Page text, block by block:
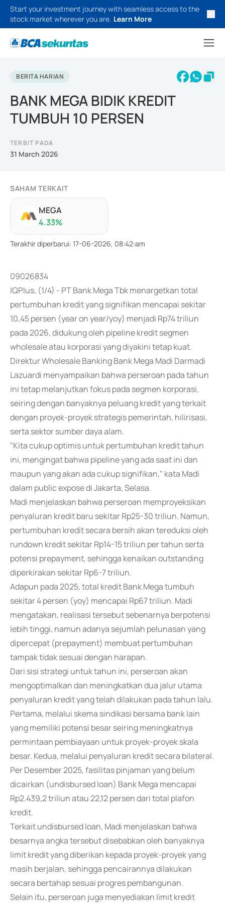
Start your investment journey with seamless access to the
stock market wherever you are. Learn More
BERITA HARIAN
BANK MEGA BIDIK KREDIT
TUMBUH 10 PERSEN
TERBIT PADA
31 March 2026
SAHAM TERKAIT
MEGA
4.33%
Terakhir diperbarui: 17-06-2026, 08:42:am
09026834
IQPlus, (1/4) - PT Bank Mega Tbk menargetkan total
pertumbuhan kredit yang signifikan mencapai sekitar
10,45 persen (year on year/yoy) menjadi Rp74 triliun
pada 2026, didukung oleh pipeline kredit segmen
wholesale atau korporasi yang diyakini tetap kuat.
Direktur Wholesale Banking Bank Mega Madi Darmadi
Lazuardi menyampaikan bahwa perseroan pada tahun
ini tetap melanjutkan fokus pada segmen korporasi,
seiring dengan banyaknya peluang kredit yang terkait
dengan proyek-proyek strategis pemerintah, hilirisasi,
serta sektor sumber daya alam.
"Kita cukup optimis untuk pertumbuhan kredit tahun
ini, mengingat bahwa pipeline yang ada saat ini dan
maupun yang akan ada cukup signifikan," kata Madi
dalam public expose di Jakarta, Selasa.
Madi menjelaskan bahwa perseroan memproyeksikan
penyaluran kredit baru sekitar Rp25-30 triliun. Namun,
pertumbuhan kredit secara bersih akan tereduksi oleh
rundown kredit sekitar Rp14-15 triliun per tahun serta
potensi prepayment, sehingga kenaikan outstanding
diperkirakan sekitar Rp6-7 triliun.
Adapun pada 2025, total kredit Bank Mega tumbuh
sekitar 4 persen (yoy) mencapai Rp67 triliun. Madi
mengatakan, realisasi tersebut sebenarnya berpotensi
lebih tinggi, namun adanya sejumlah pelunasan yang
dipercepat (prepayment) membuat pertumbuhan
tampak tidak sesuai dengan harapan.
Dari sisi strategi untuk tahun ini, perseroan akan
mengoptimalkan dan meningkatkan dua jalur utama
penyaluran kredit yang telah dilakukan pada tahun lalu.
Pertama, melalui skema sindikasi bersama bank lain
yang memiliki potensi besar seiring meningkatnya
permintaan pembiayaan untuk proyek-proyek skala
besar. Kedua, melalui penyaluran kredit secara bilateral.
Per Desember 2025, fasilitas pinjaman yang belum
dicairkan (undisbursed loan) Bank Mega mencapai
Rp2.439,2 triliun atau 22,12 persen dari total plafon
kredit.
Terkait undisbursed loan, Madi menjelaskan bahwa
besarnya angka tersebut disebabkan oleh banyaknya
limit kredit yang diberikan kepada proyek-proyek yang
masih berjalan, sehingga pencairannya dilakukan
secara bertahap sesuai progres pembangunan.
Selain itu, perseroan juga menyediakan limit kredit